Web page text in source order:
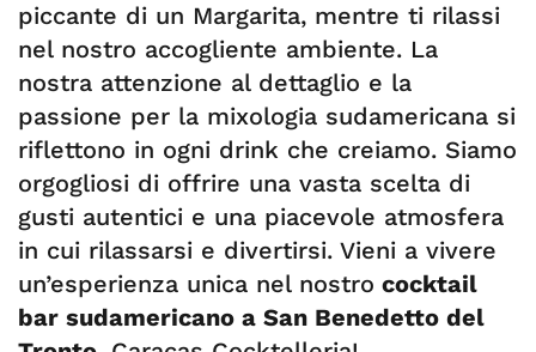
piccante di un Margarita, mentre ti rilassi
nel nostro accogliente ambiente. La
nostra attenzione al dettaglio e la
passione per la mixologia sudamericana si
riflettono in ogni drink che creiamo. Siamo
orgogliosi di offrire una vasta scelta di
gusti autentici e una piacevole atmosfera
in cui rilassarsi e divertirsi. Vieni a vivere
un’esperienza unica nel nostro cocktail
bar sudamericano a San Benedetto del